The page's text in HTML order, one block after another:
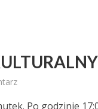
Po godzinie